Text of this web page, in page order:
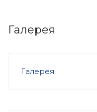
Галерея
Галерея